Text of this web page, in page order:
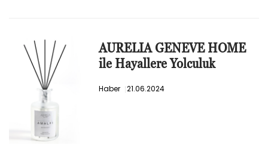
AURELIA GENEVE HOME
ile Hayallere Yolculuk
Haber 21.06.2024